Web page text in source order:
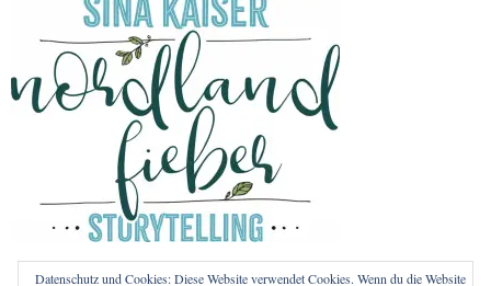
Datenschutz und Cookies: Diese Website verwendet Cookies. Wenn du die Website